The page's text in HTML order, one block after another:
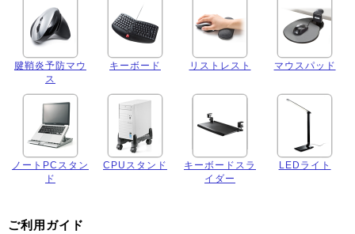
腱鞘炎予防マウ
ス
キーボード リストレスト マウスパッド
ノートPCスタン
ド
CPUスタンド
キーボードスラ
イダー
LEDライト
ご利用ガイド